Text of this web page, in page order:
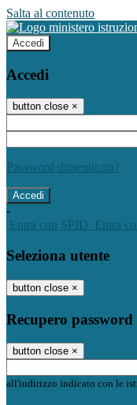
Salta al contenuto
Accedi
Accedi
button close ×
Password dimenticata?
-
Entra con SPID
Entra
Seleziona utente
button close ×
Recupero password
button close ×
all'indirizzo indicato con le